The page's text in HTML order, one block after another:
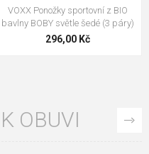
VOXX Ponožky sportovní z BIO
bavlny BOBY světle šedé (3 páry)
296,00 Kč
OBUVI